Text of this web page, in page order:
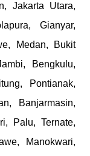
Jakarta Utara,
Gianyar,
Medan, Bukit
Bengkulu,
Pontianak,
Banjarmasin,
Palu, Ternate,
Manokwari,